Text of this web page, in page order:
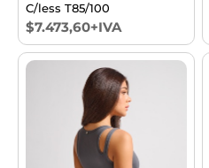
C/less T85/100
$7.473,60+IVA